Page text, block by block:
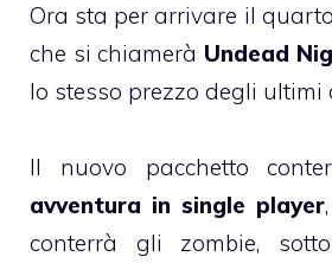
Ora sta per arrivare il quarto
che si chiamerà Undead
lo stesso prezzo degli ultimi
Il nuovo pacchetto
avventura in single player
conterrà gli zombie,